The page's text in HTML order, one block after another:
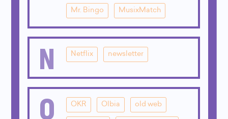
Mr. Bingo MusixMatch
N Netflix newsletter
O OKR Olbia old web